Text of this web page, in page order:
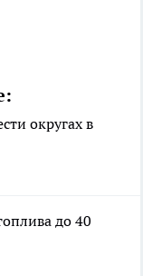
округах в
до 40